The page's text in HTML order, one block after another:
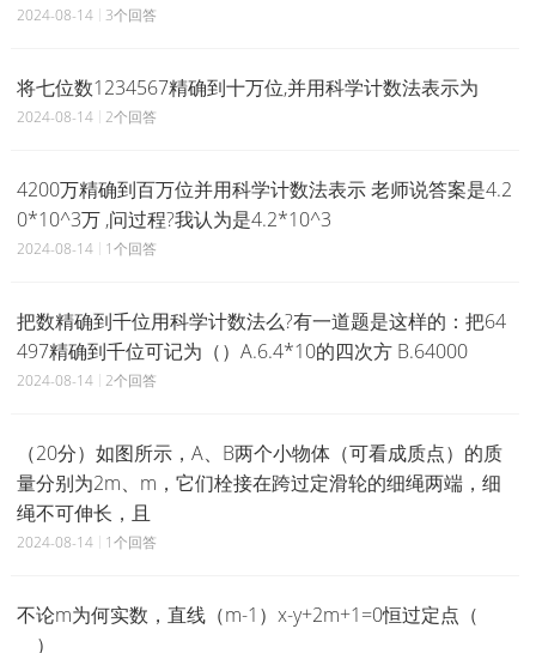
2024-08-14 3个回答
将七位数1234567精确到十万位,并用科学计数法表示为
2024-08-14 2个回答
4200万精确到百万位并用科学计数法表示 老师说答案是4.2
0*10^3万 ,问过程?我认为是4.2*10^3
2024-08-14 1个回答
把数精确到千位用科学计数法么?有一道题是这样的：把64
497精确到千位可记为（）A.6.4*10的四次方 B.64000
2024-08-14 2个回答
（20分）如图所示，A、B两个小物体（可看成质点）的质
量分别为2m、m，它们栓接在跨过定滑轮的细绳两端，细
绳不可伸长，且
2024-08-14 1个回答
不论m为何实数，直线（m-1）x-y+2m+1=0恒过定点（
）